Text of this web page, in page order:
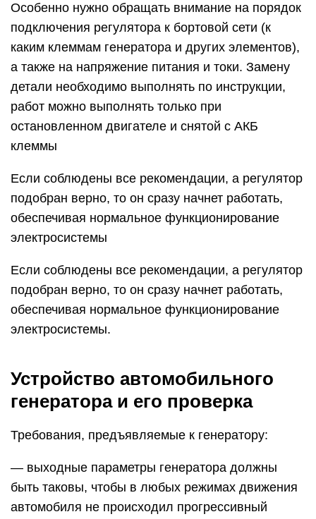
Особенно нужно обращать внимание на порядок
подключения регулятора к бортовой сети (к
каким клеммам генератора и других элементов),
а также на напряжение питания и токи. Замену
детали необходимо выполнять по инструкции,
работ можно выполнять только при
остановленном двигателе и снятой с АКБ
клеммы
Если соблюдены все рекомендации, а регулятор
подобран верно, то он сразу начнет работать,
обеспечивая нормальное функционирование
электросистемы
Если соблюдены все рекомендации, а регулятор
подобран верно, то он сразу начнет работать,
обеспечивая нормальное функционирование
электросистемы.
Устройство автомобильного
генератора и его проверка
Требования, предъявляемые к генератору:
— выходные параметры генератора должны
быть таковы, чтобы в любых режимах движения
автомобиля не происходил прогрессивный